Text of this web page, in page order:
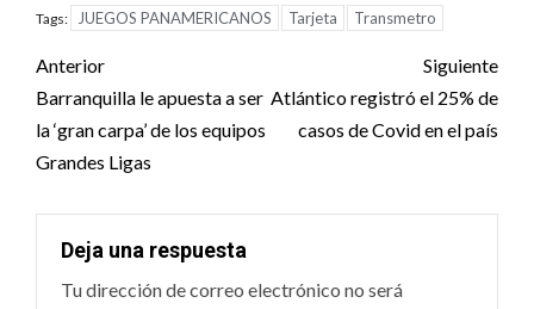
Tags: JUEGOS PANAMERICANOS Tarjeta Transmetro
Post
navigation
Anterior
Barranquilla le apuesta a ser
la ‘gran carpa’ de los equipos
Grandes Ligas
Siguiente
Atlántico registró el 25% de
casos de Covid en el país
Deja una respuesta
Tu dirección de correo electrónico no será